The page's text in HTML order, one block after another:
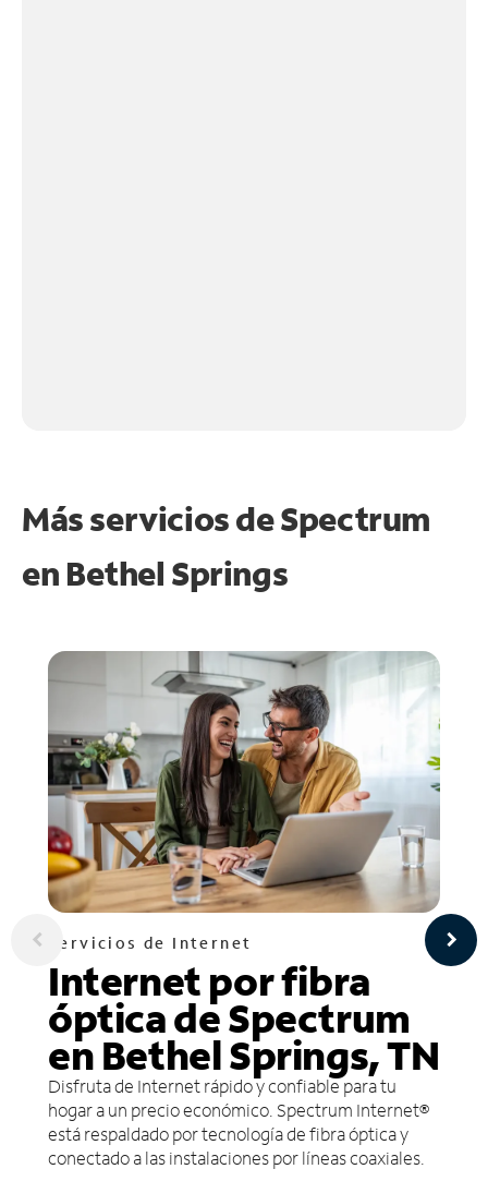
Más servicios de Spectrum
en Bethel Springs
Servicios de Internet
Internet por fibra
óptica de Spectrum
en Bethel Springs, TN
Disfruta de Internet rápido y confiable para tu
hogar a un precio económico. Spectrum Internet®
está respaldado por tecnología de fibra óptica y
conectado a las instalaciones por líneas coaxiales.